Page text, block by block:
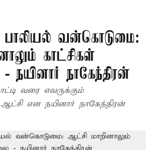
பாலியல் வன்கொடுமை:
காட்சிகள்
நயினார் நாகேந்திரன்
வரை எவருக்கும்
ஆட்சி என நயினார் நாகேந்திரன்